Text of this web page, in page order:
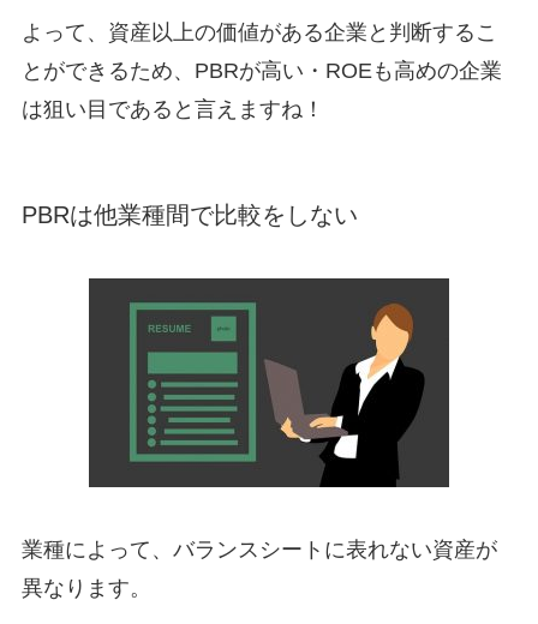
よって、資産以上の価値がある企業と判断するこ
とができるため、 PBRが高い・ROEも高めの企業
は狙い目であると言えますね！
PBRは他業種間で比較をしない
業種によって、バランスシートに表れない資産が
異なります。